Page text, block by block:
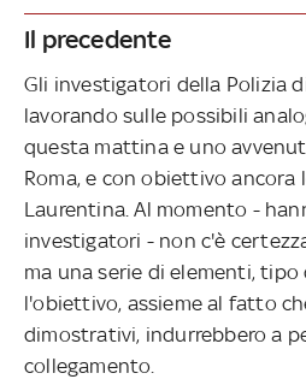
Il precedente
Gli investigatori della Polizia
lavorando sulle possibili
questa mattina e uno
Roma, e con obiettivo ancora
Laurentina. Al momento -
investigatori - non c'è
ma una serie di elementi,
l'obiettivo, assieme al fatto
dimostrativi, indurrebbero a
collegamento.